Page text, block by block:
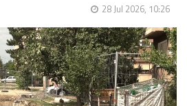
28 Jul 2026, 10:26